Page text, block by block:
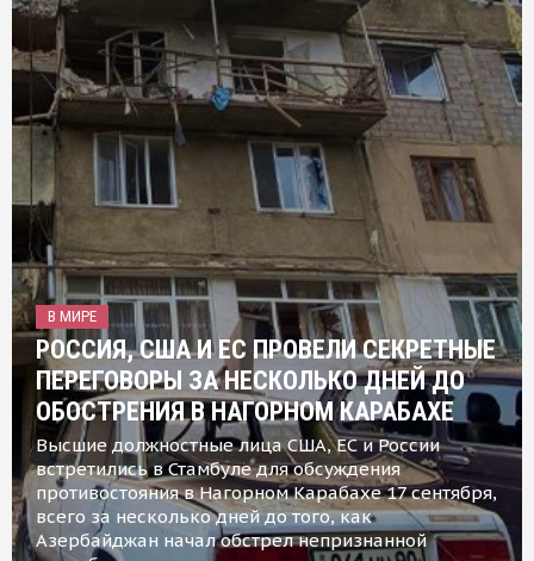
В МИРЕ
РОССИЯ, США И ЕС ПРОВЕЛИ СЕКРЕТНЫЕ
ПЕРЕГОВОРЫ ЗА НЕСКОЛЬКО ДНЕЙ ДО
ОБОСТРЕНИЯ В НАГОРНОМ КАРАБАХЕ
Высшие должностные лица США, ЕС и России
встретились в Стамбуле для обсуждения
противостояния в Нагорном Карабахе 17 сентября,
всего за несколько дней до того, как
Азербайджан начал обстрел непризнанной